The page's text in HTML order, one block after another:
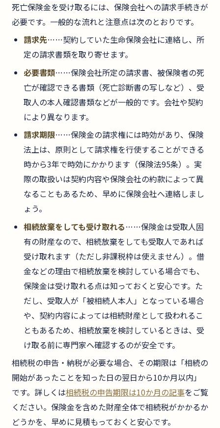
死亡保険金を受け取るには、保険会社への請求手続きが
必要です。一般的な流れと注意点は次のとおりです。
請求先……契約していた生命保険会社に連絡し、所
定の請求書類を取り寄せます。
必要書類……保険会社所定の請求書、被保険者の死
亡が確認できる書類（死亡診断書の写しなど）、受
取人の本人確認書類などが一般的です。会社や契約
により異なります。
請求期限……保険金の請求権には時効があり、保険
法上は、原則として請求権を行使することができる
時から3年で時効にかかります（保険法95条）。実
際の取扱いは契約内容や保険会社の約款によって異
なることもあるため、早めに保険会社へ連絡しまし
ょう。
相続放棄をしても受け取れる……保険金は受取人固
有の財産なので、相続放棄をしても受取人であれば
受け取れます（ただし非課税枠は使えません）。借
金などの理由で相続放棄を検討している場合でも、
保険金は受け取れる点は知っておくと安心です。た
だし、受取人が「被相続人本人」となっている場合
や、契約内容によっては相続財産として扱われるこ
ともあるため、相続放棄を検討しているときは、受
け取る前に専門家へ確認するのが安全です。
相続税の申告・納税が必要な場合、その期限は「相続の
開始があったことを知った日の翌日から10か月以内」
です。詳しくは相続税の申告期限は10か月の記事をご覧
ください。保険金を含めた財産全体で相続税がかかるか
どうかを、早めに見積もっておくと安心です。